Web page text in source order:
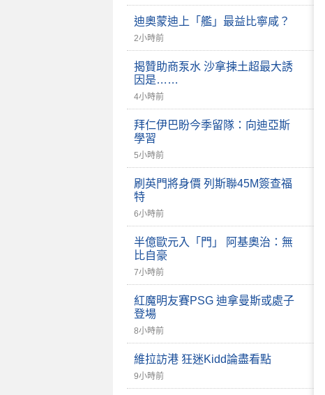
迪奧蒙迪上「艦」最益比寧咸？
2小時前
揭贊助商泵水 沙拿揀土超最大誘
因是……
4小時前
拜仁伊巴盼今季留隊：向迪亞斯
學習
5小時前
刷英門將身價 列斯聯45M簽查福
特
6小時前
半億歐元入「門」 阿基奧治：無
比自豪
7小時前
紅魔明友賽PSG 迪拿曼斯或處子
登場
8小時前
維拉訪港 狂迷Kidd論盡看點
9小時前